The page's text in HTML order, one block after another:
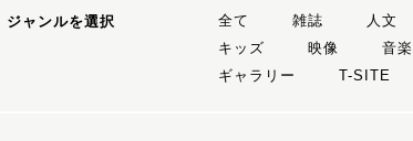
ジャンルを選択 全て 雑誌 人文
キッズ
映像 音楽
ギャラリー
T-SITE